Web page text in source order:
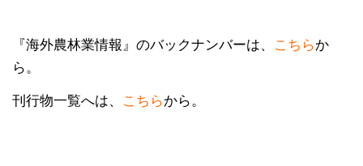
『海外農林業情報』のバックナンバーは、 こちらか
ら。
刊行物一覧へは、 こちらから。